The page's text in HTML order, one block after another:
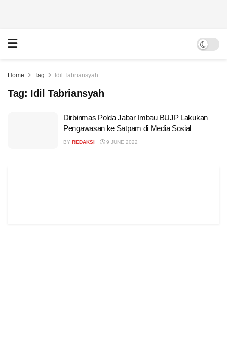
Home Tag Idil Tabriansyah
Tag: Idil Tabriansyah
Dirbinmas Polda Jabar Imbau BUJP Lakukan
Pengawasan ke Satpam di Media Sosial
BY REDAKSI 9 JUNE 2022